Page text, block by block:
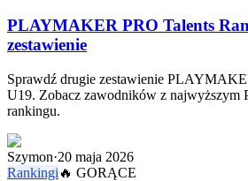
PLAYMAKER PRO Talents
zestawienie
Sprawdź drugie zestawienie
U19. Zobacz zawodników z najwyższym
rankingu.
Szymon·20 maja 2026
Rankingi 🔥 GORĄCE